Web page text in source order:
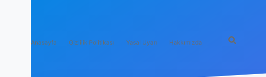
Anasayfa Gizlilik Politikası Yasal Uyarı Hakkımızda